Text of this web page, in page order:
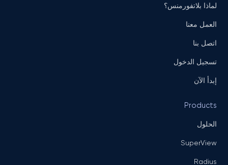
لماذا بلاتفورمنس؟
العمل معنا
اتصل بنا
تسجيل الدخول
إبدأ الآن
Products
الحلول
SuperView
Radius